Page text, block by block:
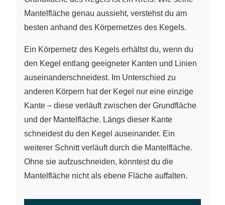
Mantelfläche genau aussieht, verstehst du am
besten anhand des Körpernetzes des Kegels.
Ein Körpernetz des Kegels erhältst du, wenn du
den Kegel entlang geeigneter Kanten und Linien
auseinanderschneidest. Im Unterschied zu
anderen Körpern hat der Kegel nur eine einzige
Kante – diese verläuft zwischen der Grundfläche
und der Mantelfläche. Längs dieser Kante
schneidest du den Kegel auseinander. Ein
weiterer Schnitt verläuft durch die Mantelfläche.
Ohne sie aufzuschneiden, könntest du die
Mantelfläche nicht als ebene Fläche auffalten.